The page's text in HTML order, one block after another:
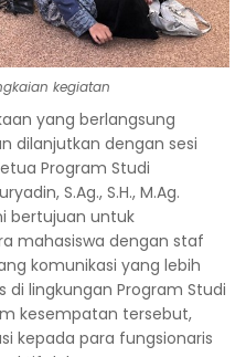
kegiatan
yang berlangsung
dilanjutkan dengan sesi
Program Studi
S.Ag., S.H., M.Ag.
bertujuan untuk
mahasiswa dengan staf
komunikasi yang lebih
lingkungan Program Studi
kesempatan tersebut,
kepada para fungsionaris